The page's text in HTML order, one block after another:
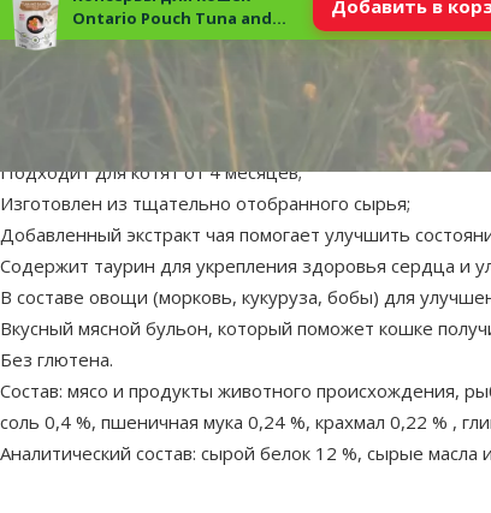
Ontario Pouch Tuna and
Salmon in Broth, 80 г
Добавить в
superzoo.product.detail.content
Консервы для кошек – Ontario Pouch Tuna and Salmon in
Полноценный влажный корм для кошек с курицей и
Подходит для котят от 4 месяцев;
Изготовлен из тщательно отобранного сырья;
Добавленный экстракт чая помогает улучшить
Содержит таурин для укрепления здоровья сердца и
В составе овощи (морковь, кукуруза, бобы) для
Вкусный мясной бульон, который поможет кошке
Без глютена.
Состав: мясо и продукты животного происхождения,
соль 0,4 %, пшеничная мука 0,24 %, крахмал 0,22 % ,
Аналитический состав: сырой белок 12 %, сырые